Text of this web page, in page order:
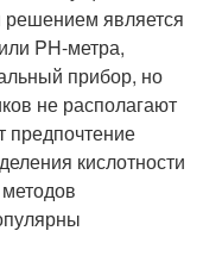
решением является
PH-метра,
прибор, но
не располагают
предпочтение
кислотности